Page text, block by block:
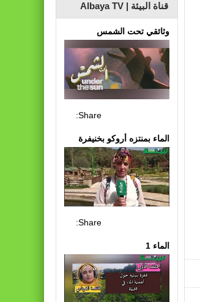
قناة البيئة | Albaya TV
وثائقي تحت الشمس
Share:
الماء بمنتزه أروكو بخنيفرة
Share:
الماء 1